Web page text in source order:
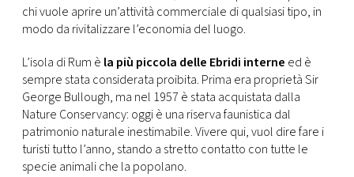
chi vuole aprire un’attività commerciale di qualsiasi tipo, in
modo da rivitalizzare l’economia del luogo.
L’isola di Rum è la più piccola delle Ebridi interne ed è
sempre stata considerata proibita. Prima era proprietà Sir
George Bullough, ma nel 1957 è stata acquistata dalla
Nature Conservancy: oggi è una riserva faunistica dal
patrimonio naturale inestimabile. Vivere qui, vuol dire fare i
turisti tutto l’anno, stando a stretto contatto con tutte le
specie animali che la popolano.